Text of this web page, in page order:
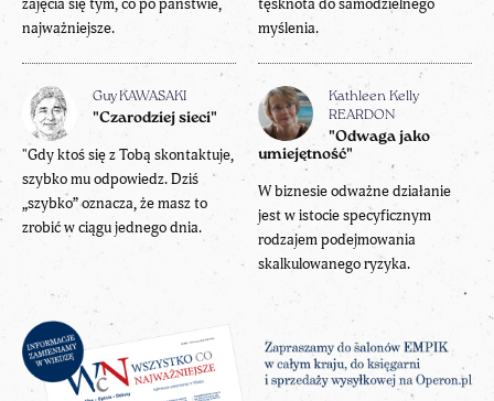
zajęcia się tym, co po państwie,
najważniejsze.
tęsknota do samodzielnego
myślenia.
Guy KAWASAKI
"Czarodziej sieci"
"Gdy ktoś się z Tobą skontaktuje,
szybko mu odpowiedz. Dziś
„szybko” oznacza, że masz to
zrobić w ciągu jednego dnia.
Kathleen Kelly
REARDON
"Odwaga jako
umiejętność"
W biznesie odważne działanie
jest w istocie specyficznym
rodzajem podejmowania
skalkulowanego ryzyka.